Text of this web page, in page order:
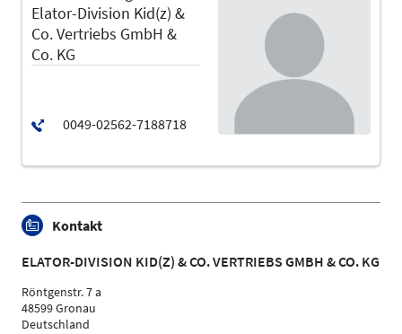
Elator-Division Kid(z) &
Co. Vertriebs GmbH &
Co. KG
Kontakt
ELATOR-DIVISION KID(Z) & CO. VERTRIEBS GMBH & CO. KG
Röntgenstr. 7 a
48599 Gronau
Deutschland